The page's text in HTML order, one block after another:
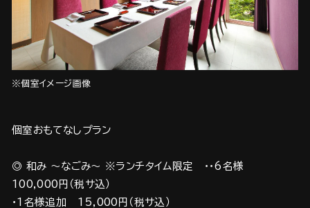
※個室イメージ画像
個室おもてなしプラン
◎ 和み ～なごみ～ ※ランチタイム限定 ・・6名様
100,000円（税サ込）
・1名様追加 15,000円（税サ込）